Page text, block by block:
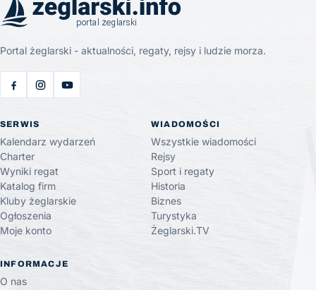
Portal żeglarski - aktualności, regaty, rejsy i ludzie morza.
SERWIS
Kalendarz wydarzeń
Charter
Wyniki regat
Katalog firm
Kluby żeglarskie
Ogłoszenia
Moje konto
WIADOMOŚCI
Wszystkie wiadomości
Rejsy
Sport i regaty
Historia
Biznes
Turystyka
Żeglarski.TV
INFORMACJE
O nas